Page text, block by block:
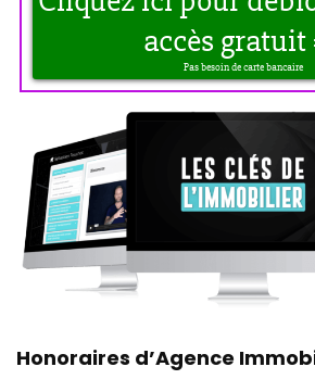
Honoraires d’Agence